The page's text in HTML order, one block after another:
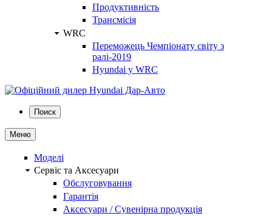
Продуктивність
Трансмісія
WRC
Переможець Чемпіонату світу з
ралі-2019
Hyundai у WRC
Поиск
Меню
Моделі
Сервіс та Аксесуари
Обслуговування
Гарантія
Аксесуари / Сувенірна продукція